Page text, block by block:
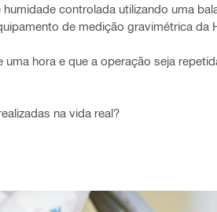
controlada utilizando uma
de medição gravimétrica da
hora e que a operação seja
na vida real?